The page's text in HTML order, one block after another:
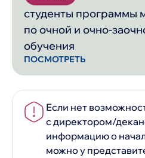
студенты программы
по очной и очно-
обучения
ПОСМОТРЕТЬ
Если нет
с директором/
информацию о
можно у